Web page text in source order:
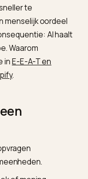
posts.
AI-
en je conversie.
sneller te